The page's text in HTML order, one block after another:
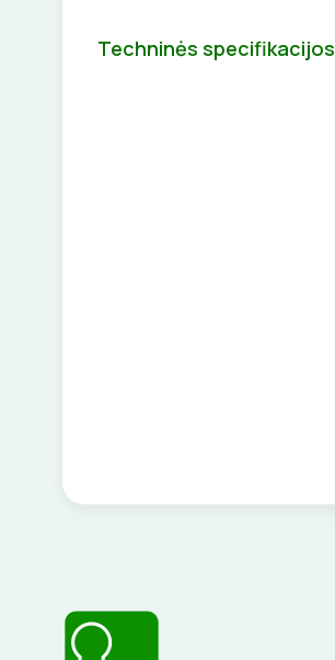
Techninės specifikacijos